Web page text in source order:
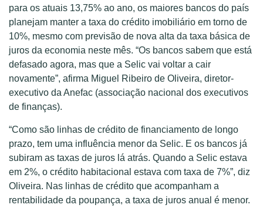
para os atuais 13,75% ao ano, os maiores bancos do país
planejam manter a taxa do crédito imobiliário em torno de
10%, mesmo com previsão de nova alta da taxa básica de
juros da economia neste mês. “Os bancos sabem que está
defasado agora, mas que a Selic vai voltar a cair
novamente”, afirma Miguel Ribeiro de Oliveira, diretor-
executivo da Anefac (associação nacional dos executivos
de finanças).
“Como são linhas de crédito de financiamento de longo
prazo, tem uma influência menor da Selic. E os bancos já
subiram as taxas de juros lá atrás. Quando a Selic estava
em 2%, o crédito habitacional estava com taxa de 7%”, diz
Oliveira. Nas linhas de crédito que acompanham a
rentabilidade da poupança, a taxa de juros anual é menor.